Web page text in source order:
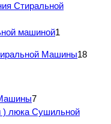
Стиральной
машиной1
Машины18
7
) люка Сушильной